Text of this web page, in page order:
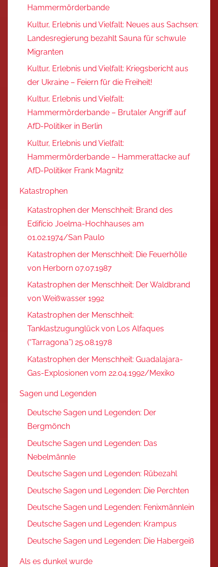
Hammermörderbande
Kultur, Erlebnis und Vielfalt: Neues aus Sachsen:
Landesregierung bezahlt Sauna für schwule
Migranten
Kultur, Erlebnis und Vielfalt: Kriegsbericht aus
der Ukraine – Feiern für die Freiheit!
Kultur, Erlebnis und Vielfalt:
Hammermörderbande – Brutaler Angriff auf
AfD-Politiker in Berlin
Kultur, Erlebnis und Vielfalt:
Hammermörderbande – Hammerattacke auf
AfD-Politiker Frank Magnitz
Katastrophen
Katastrophen der Menschheit: Brand des
Edifício Joelma-Hochhauses am
01.02.1974/San Paulo
Katastrophen der Menschheit: Die Feuerhölle
von Herborn 07.07.1987
Katastrophen der Menschheit: Der Waldbrand
von Weißwasser 1992
Katastrophen der Menschheit:
Tanklastzugunglück von Los Alfaques
(“Tarragona”) 25.08.1978
Katastrophen der Menschheit: Guadalajara-
Gas-Explosionen vom 22.04.1992/Mexiko
Sagen und Legenden
Deutsche Sagen und Legenden: Der
Bergmönch
Deutsche Sagen und Legenden: Das
Nebelmännle
Deutsche Sagen und Legenden: Rübezahl
Deutsche Sagen und Legenden: Die Perchten
Deutsche Sagen und Legenden: Fenixmännlein
Deutsche Sagen und Legenden: Krampus
Deutsche Sagen und Legenden: Die Habergeiß
Als es dunkel wurde